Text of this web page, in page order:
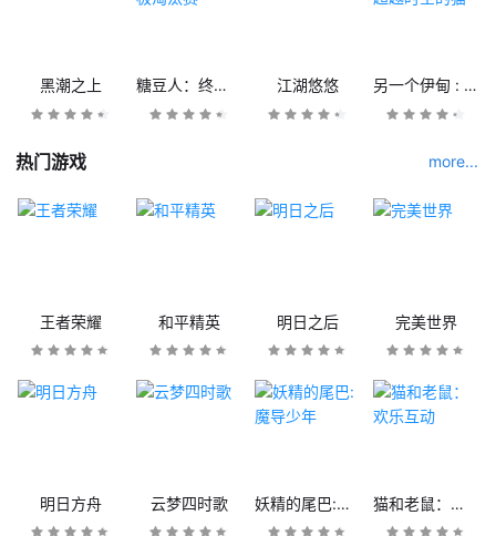
黑潮之上 糖豆人：终极淘汰赛 江湖悠悠 另一个伊甸 : 超越时空的猫
热门游戏 more...
王者荣耀 和平精英 明日之后 完美世界
明日方舟 云梦四时歌 妖精的尾巴:魔导少年 猫和老鼠：欢乐互动